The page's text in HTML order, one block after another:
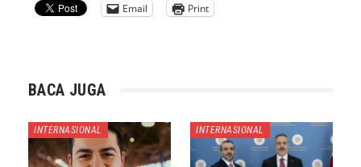
Email Print
BACA JUGA
INTERNASIONAL INTERNASIONAL